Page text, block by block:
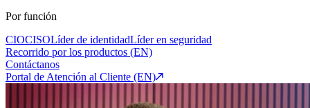
Por función
CIOCISOLíder de identidadLíder en seguridad
Recorrido por los productos (EN)
Contáctanos
Portal de Atención al Cliente (EN)